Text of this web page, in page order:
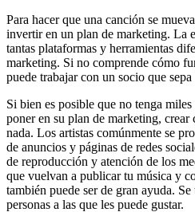
Para hacer que una canción se
invertir en un plan de marketing. La
tantas plataformas y herramientas
marketing. Si no comprende cómo
puede trabajar con un socio que
Si bien es posible que no tenga
poner en su plan de marketing,
nada. Los artistas comúnmente se
de anuncios y páginas de redes
de reproducción y atención de los
que vuelvan a publicar tu música y
también puede ser de gran ayuda.
personas a las que les puede gustar.